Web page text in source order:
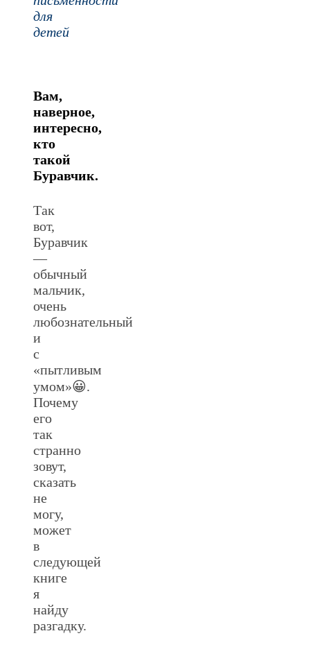
для
детей
Вам,
наверное,
интересно,
кто
такой
Буравчик.
Так
вот,
Буравчик
—
обычный
мальчик,
очень
любознательный
и
с
«пытливым
умом»😀.
Почему
его
так
странно
зовут,
сказать
не
могу,
может
в
следующей
книге
я
найду
разгадку.